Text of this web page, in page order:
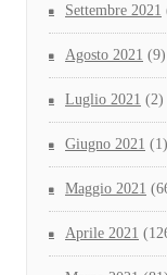
Settembre 2021
Agosto 2021 (9)
Luglio 2021 (2)
Giugno 2021 (1)
Maggio 2021
Aprile 2021